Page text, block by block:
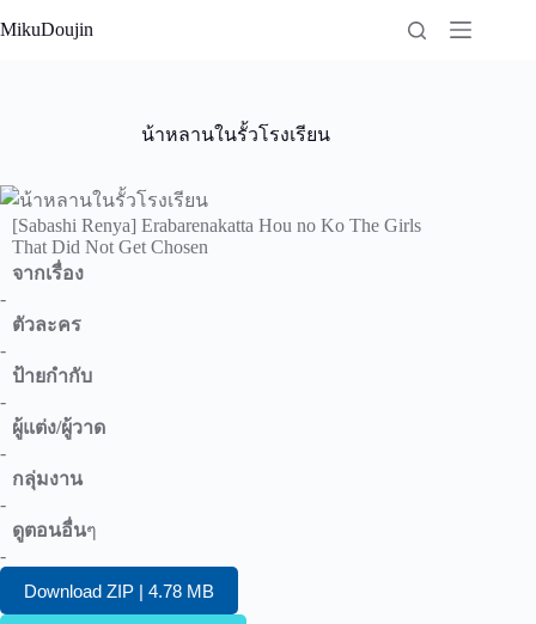
to
MikuDoujin
น้าหลานในรั้วโรงเรียน
[Sabashi Renya] Erabarenakatta Hou no Ko The Girls
That Did Not Get Chosen
จากเรื่อง
-
ตัวละคร
-
ป้ายกำกับ
-
ผู้แต่ง/ผู้วาด
-
กลุ่มงาน
-
ดูตอนอื่นๆ
-
Download ZIP | 4.78 MB